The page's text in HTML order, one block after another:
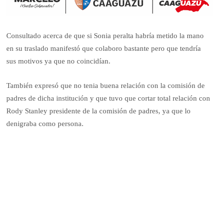
Consultado acerca de que si Sonia peralta habría metido la mano
en su traslado manifestó que colaboro bastante pero que tendría
sus motivos ya que no coincidían.
También expresó que no tenia buena relación con la comisión de
padres de dicha institución y que tuvo que cortar total relación con
Rody Stanley presidente de la comisión de padres, ya que lo
denigraba como persona.